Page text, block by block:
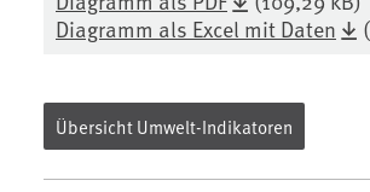
Diagramm als Excel mit Daten
Übersicht Umwelt-Indikatoren